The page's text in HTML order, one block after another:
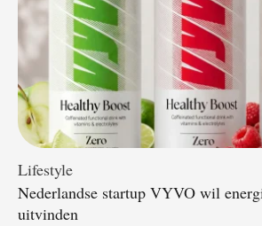
Lifestyle
Nederlandse startup VYVO wil
uitvinden